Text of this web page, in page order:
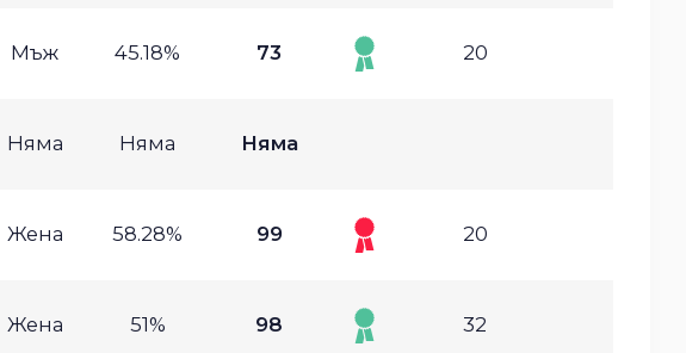
Мъж 45.18% 73 20
Няма Няма Няма
Жена 58.28% 99 20
Жена 51% 98 32